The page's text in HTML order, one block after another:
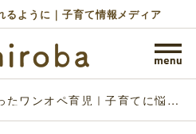
るように｜子育て情報メディア
たワンオペ育児｜子育てに悩む
イスばかり